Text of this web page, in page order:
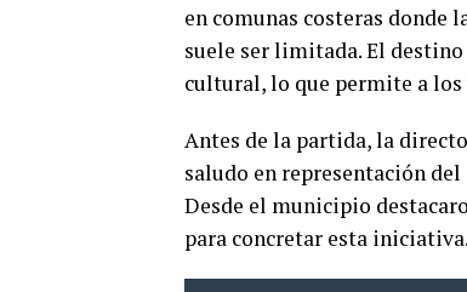
en comunas costeras donde
suele ser limitada. El
cultural, lo que permite a
Antes de la partida, la
saludo en representación
Desde el municipio
para concretar esta iniciativa.